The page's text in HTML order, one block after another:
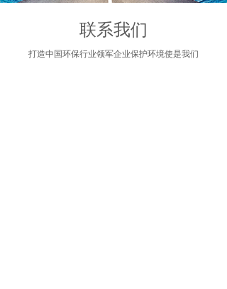
联系我们
打造中国环保行业领军企业保护环境使是我们